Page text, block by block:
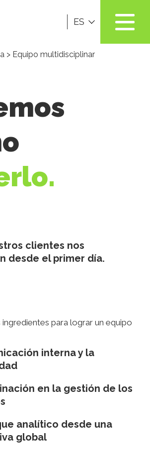
ES
> Equipo multidisciplinar
clientes nos
desde el primer día.
ingredientes para lograr un equipo
interna y la
en la gestión de los
analítico desde una
global